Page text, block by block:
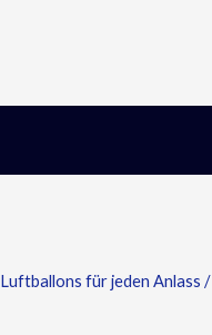
Luftballons für jeden Anlass /